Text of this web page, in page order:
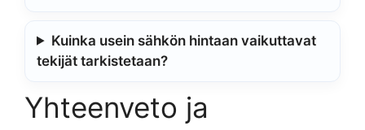
Kuinka usein sähkön hintaan vaikuttavat
tekijät tarkistetaan?
Yhteenveto ja